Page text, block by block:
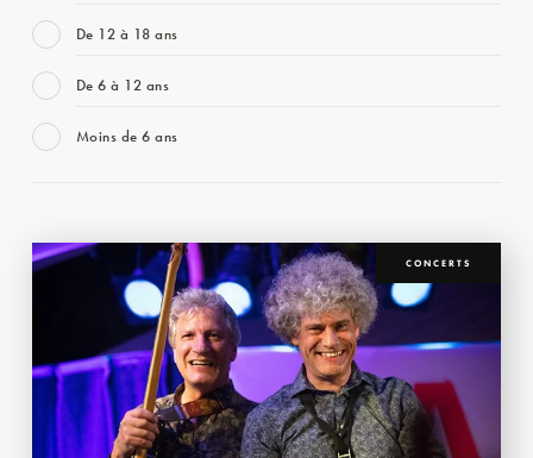
De 12 à 18 ans
De 6 à 12 ans
Moins de 6 ans
CONCERTS